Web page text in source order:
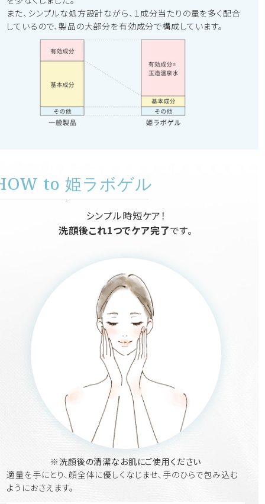
また、シンプルな処方設計ながら、１成分当たりの量を多く配合
しているので、製品の大部分を有効成分で構成しています。
to 姫ラボゲル
シンプル時短ケア！
洗顔後これ1つでケア完了です。
適量を手にとり、顔全体に優しくなじませ、手のひらで包み込む
ようにおさえます。
※洗顔後の清潔なお肌にご使用ください